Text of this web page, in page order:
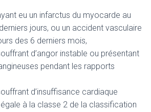
eu un infarctus du myocarde au
jours, ou un accident vasculaire
des 6 derniers mois,
d’angor instable ou présentant
pendant les rapports
d’insuffisance cardiaque
à la classe 2 de la classification